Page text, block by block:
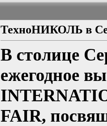
ТехноНИКОЛЬ в
В столице
ежегодное
FAIR,